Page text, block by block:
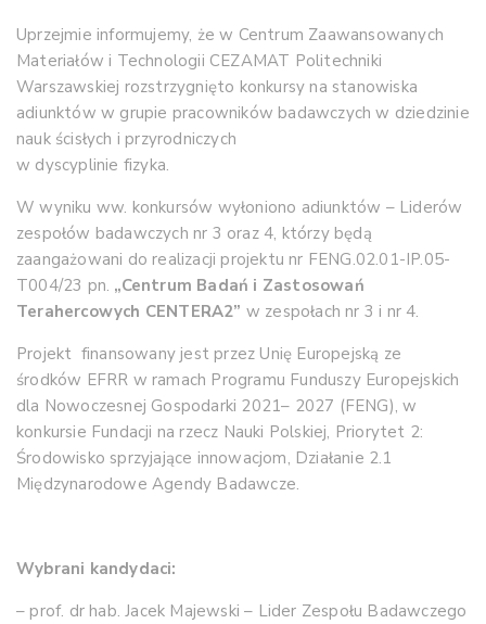
Uprzejmie informujemy, że w Centrum Zaawansowanych
Materiałów i Technologii CEZAMAT Politechniki
Warszawskiej rozstrzygnięto konkursy na stanowiska
adiunktów w grupie pracowników badawczych w dziedzinie
nauk ścisłych i przyrodniczych
w dyscyplinie fizyka.
W wyniku ww. konkursów wyłoniono adiunktów – Liderów
zespołów badawczych nr 3 oraz 4, którzy będą
zaangażowani do realizacji projektu nr FENG.02.01-IP.05-
T004/23 pn. „Centrum Badań i Zastosowań
Terahercowych CENTERA2” w zespołach nr 3 i nr 4.
Projekt finansowany jest przez Unię Europejską ze
środków EFRR w ramach Programu Funduszy Europejskich
dla Nowoczesnej Gospodarki 2021– 2027 (FENG), w
konkursie Fundacji na rzecz Nauki Polskiej, Priorytet 2:
Środowisko sprzyjające innowacjom, Działanie 2.1
Międzynarodowe Agendy Badawcze.
Wybrani kandydaci:
– prof. dr hab. Jacek Majewski – Lider Zespołu Badawczego